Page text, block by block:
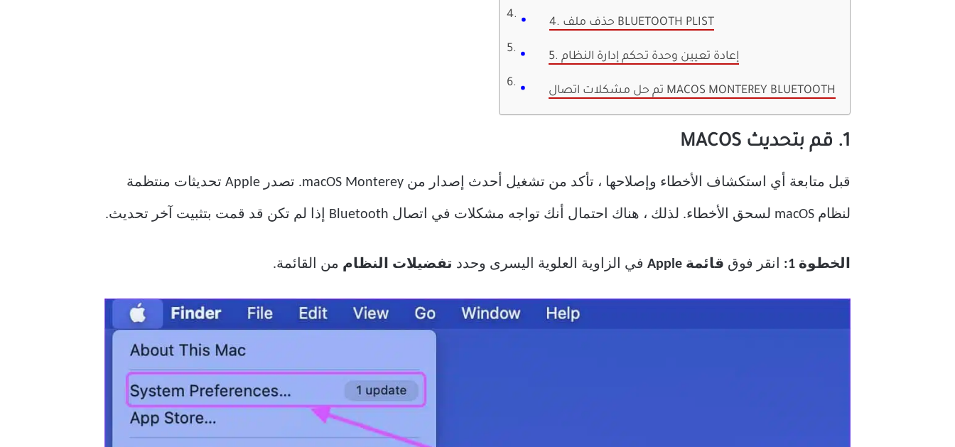
4. حذف ملف BLUETOOTH PLIST
5. إعادة تعيين وحدة تحكم إدارة النظام
تم حل مشكلات اتصال MACOS MONTEREY BLUETOOTH
1. قم بتحديث MACOS
قبل متابعة أي استكشاف الأخطاء وإصلاحها ، تأكد من تشغيل أحدث إصدار من macOS Monterey. تصدر Apple تحديثات منتظمة
لنظام macOS لسحق الأخطاء. لذلك ، هناك احتمال أنك تواجه مشكلات في اتصال Bluetooth إذا لم تكن قد قمت بتثبيت آخر تحديث.
الخطوة 1: انقر فوق قائمة Apple في الزاوية العلوية اليسرى وحدد تفضيلات النظام من القائمة.